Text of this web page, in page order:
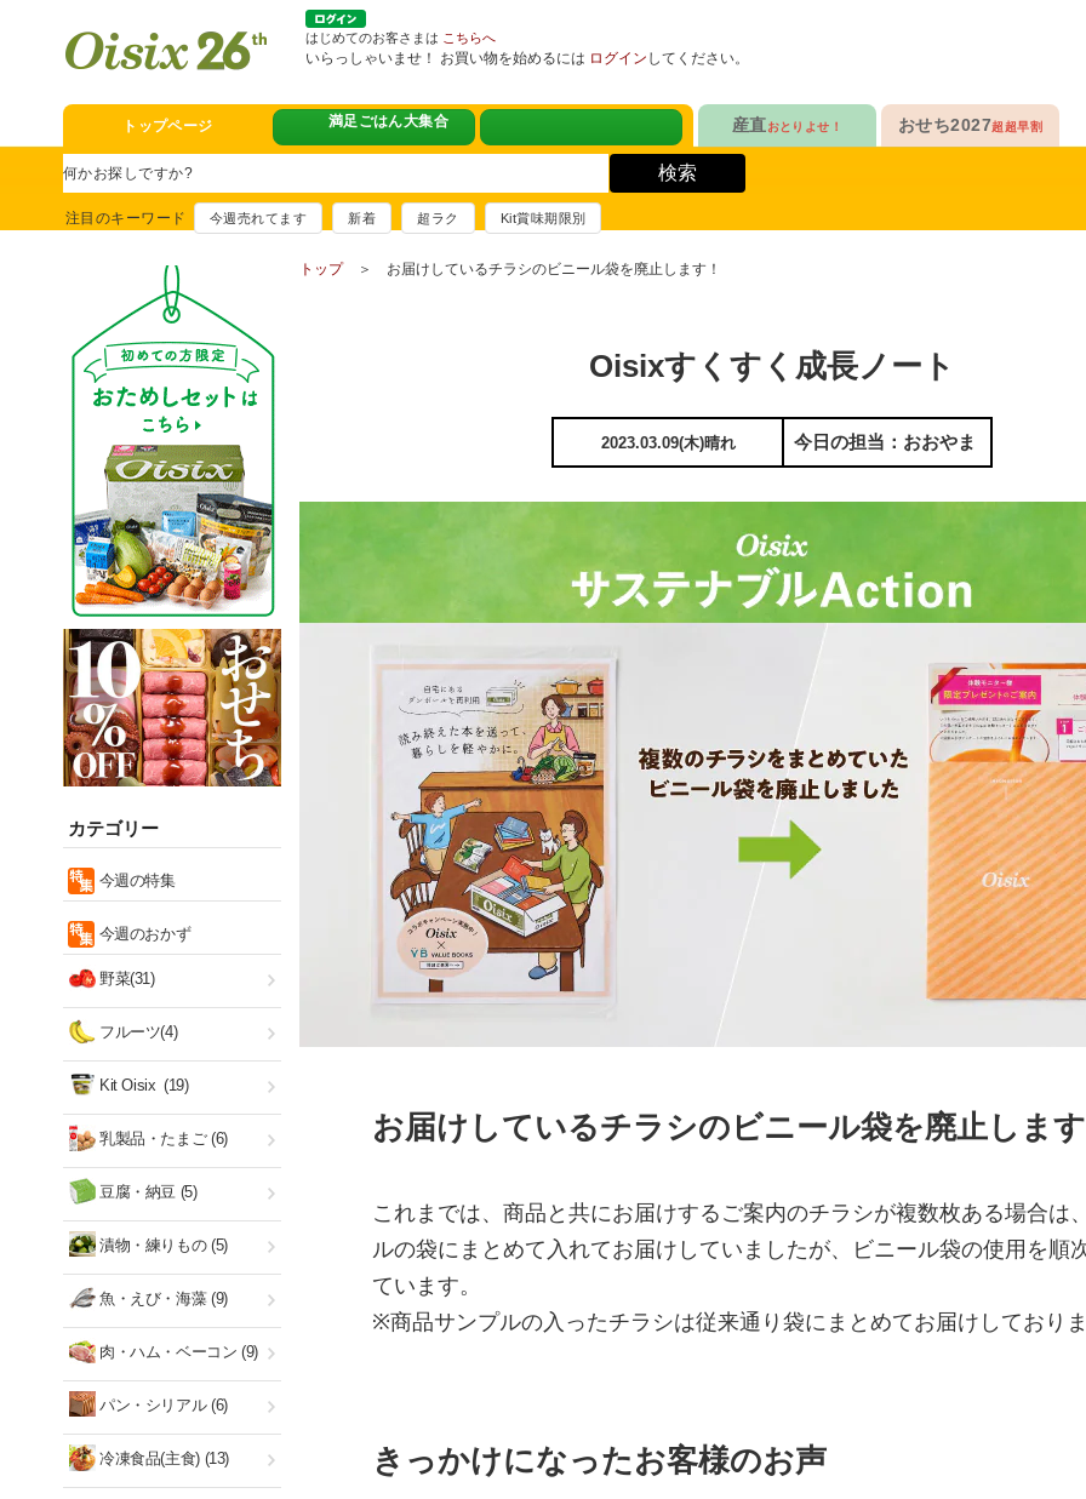
はじめてのお客さまは こちらへ
いらっしゃいませ！ お買い物を始めるには ログイン してください。
トップページ 満足ごはん大集合
豪華賞品が当たるチャンス
満足ごはん大集合
おすすめ！出汁付き肉吸い
そうじ&キッチン雑貨
熊本地震への緊急支援
ヘルスケアKit
健康サポート食品
3品作れるバランス献立
産直おとりよせ！
ファンが年々増！
貴重な黄桃食べ比べ
夏にピッタリ
モチモチ食感チーズ
おせち2027超超早割
大人も子どもも
人気品目を増量！
人気二段重「高砂」と
本格中華オードブル
検索
注目のキーワード 今週売れてます 新着 超ラク Kit賞味期限別
トップ＞ お届けしているチラシのビニール袋を廃止します！
Oisixすくすく成長ノート
2023.03.09(木)晴れ 今日の担当：おおやま
お届けしているチラシのビニール袋を廃止しま
これまでは、商品と共にお届けするご案内のチラシが複数枚ある場合は
ルの袋にまとめて入れてお届けしていましたが、ビニール袋の使用を順
ています。
※商品サンプルの入ったチラシは従来通り袋にまとめてお届けしており
きっかけになったお客様のお声
カテゴリー
今週の特集
今週のおかず
野菜(31)
フルーツ(4)
Kit Oisix (19)
乳製品・たまご(6)
豆腐・納豆 (5)
漬物・練りもの(5)
魚・えび・海藻(9)
肉・ハム・ベーコン (9)
パン・シリアル(6)
冷凍食品(主食)(13)